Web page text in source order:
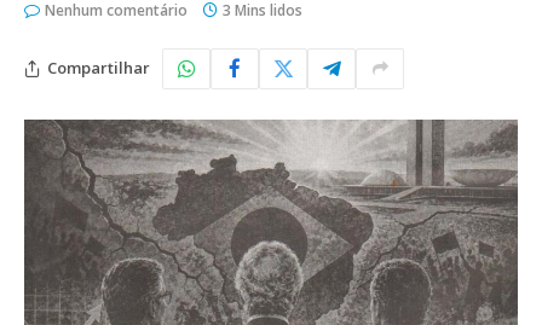
Nenhum comentário 3 Mins lidos
Compartilhar